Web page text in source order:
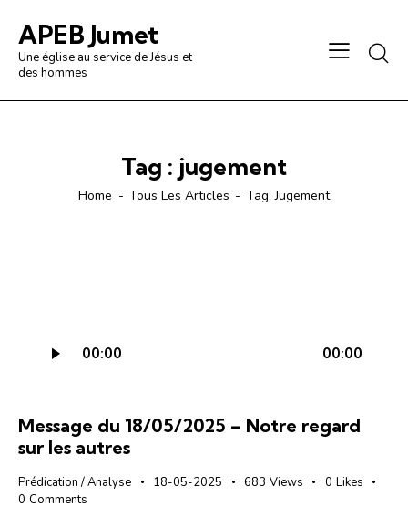
APEB Jumet
Une église au service de Jésus et
des hommes
Tag : jugement
Home Tous Les Articles Tag: Jugement
audio
00:00 00:00
Message du 18/05/2025 – Notre regard
sur les autres
Prédication / Analyse 18-05-2025 683 Views 0 Likes
0 Comments